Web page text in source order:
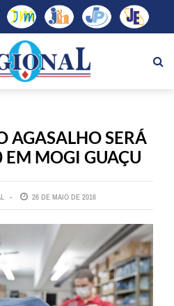
AGASALHO SERÁ
MOGI GUAÇU
26 DE MAIO DE 2016